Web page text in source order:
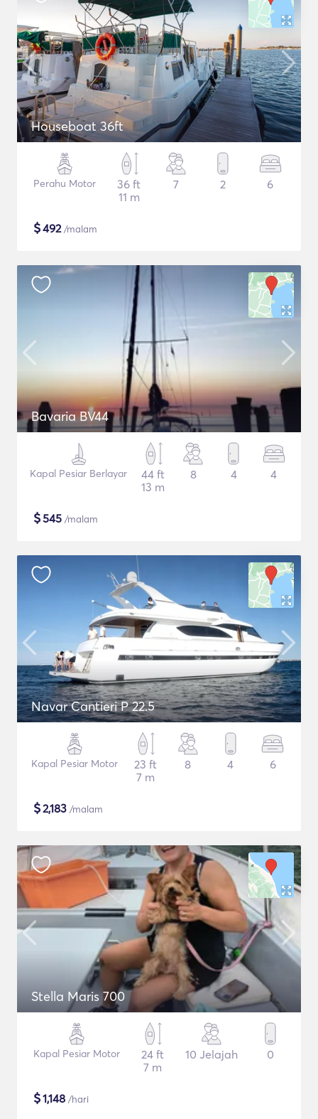
Houseboat 36ft
Perahu Motor
36 ft
11 m
7 2 6
$492/malam
Bavaria BV44
Kapal Pesiar Berlayar
44 ft
13 m
8 4 4
$545 /malam
Navar Cantieri P 22.5
Kapal Pesiar Motor
23 ft
7 m
8 4 6
$2,183 /malam
Stella Maris 700
Kapal Pesiar Motor
24 ft
7 m
10 Jelajah 0
$1,148 /hari